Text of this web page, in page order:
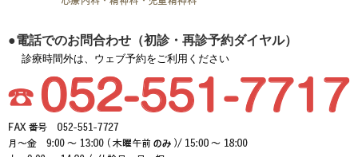
●電話でのお問合わせ（初診・再診予約ダイヤル）
診療時間外は、ウェブ予約をご利用ください